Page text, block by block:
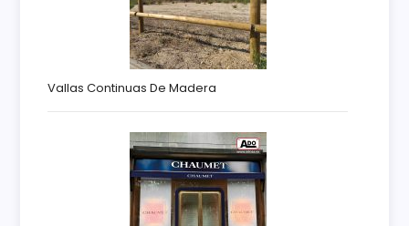
Vallas Continuas De Madera